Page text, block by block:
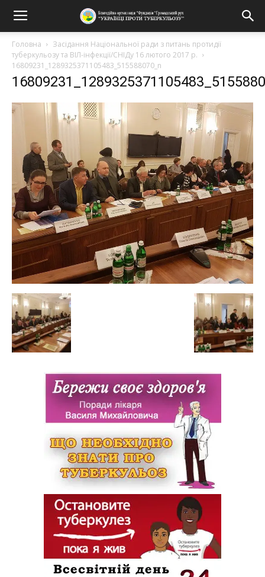
Головна
Засідання Національної ради з питань протидії
туберкульозу та ВІЛ-інфекції/СНІДу 16 лютого 2017 р.
16809231_1289325371105483_515588070_n